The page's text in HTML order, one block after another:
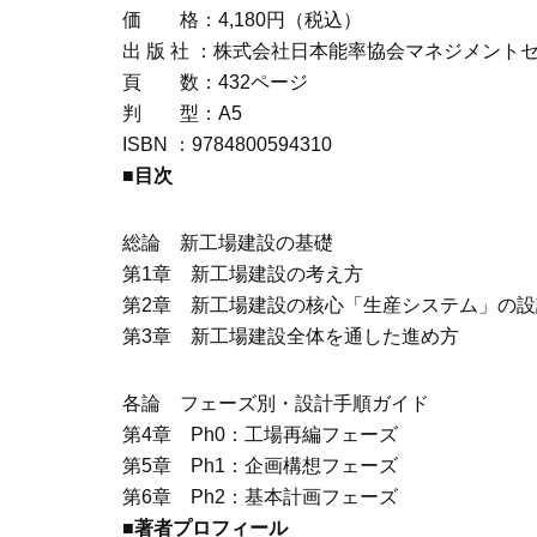
価 格：4,180円（税込）
出 版 社 ：株式会社日本能率協会マネジメント
頁 数：432ページ
判 型：A5
ISBN ：9784800594310
■目次
総論 新工場建設の基礎
第1章 新工場建設の考え方
第2章 新工場建設の核心「生産システム」の
第3章 新工場建設全体を通した進め方
各論 フェーズ別・設計手順ガイド
第4章 Ph0：工場再編フェーズ
第5章 Ph1：企画構想フェーズ
第6章 Ph2：基本計画フェーズ
■著者プロフィール